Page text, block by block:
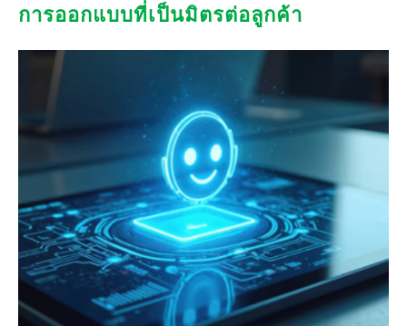
การออกแบบที่เป็นมิตรต่อลูกค้า